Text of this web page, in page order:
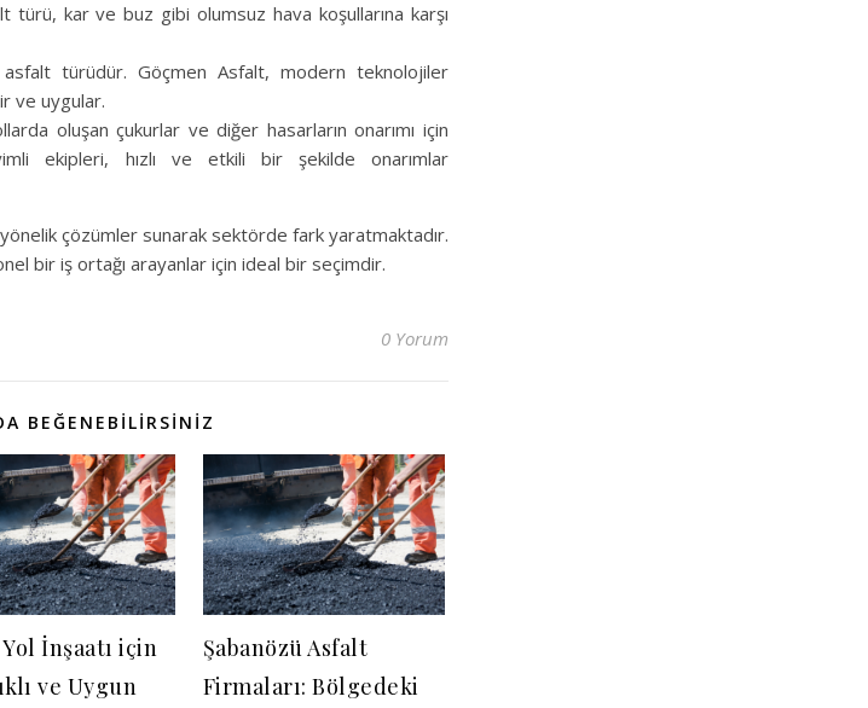
türü, kar ve buz gibi olumsuz hava koşullarına karşı
asfalt türüdür. Göçmen Asfalt, modern teknolojiler
ve uygular.
oluşan çukurlar ve diğer hasarların onarımı için
ekipleri, hızlı ve etkili bir şekilde onarımlar
çözümler sunarak sektörde fark yaratmaktadır.
bir iş ortağı arayanlar için ideal bir seçimdir.
0 Yorum
BEĞENEBILIRSINIZ
İnşaatı için
ve Uygun
Şabanözü Asfalt
Firmaları: Bölgedeki